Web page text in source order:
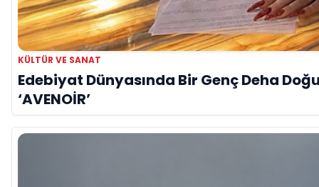
KÜLTÜR VE SANAT
Edebiyat Dünyasında Bir Genç Deha
‘AVENOİR’